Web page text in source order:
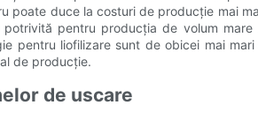
poate duce la costuri de producție mai
pentru producția de volum
pentru liofilizare sunt de obicei mai
de producție.
de uscare